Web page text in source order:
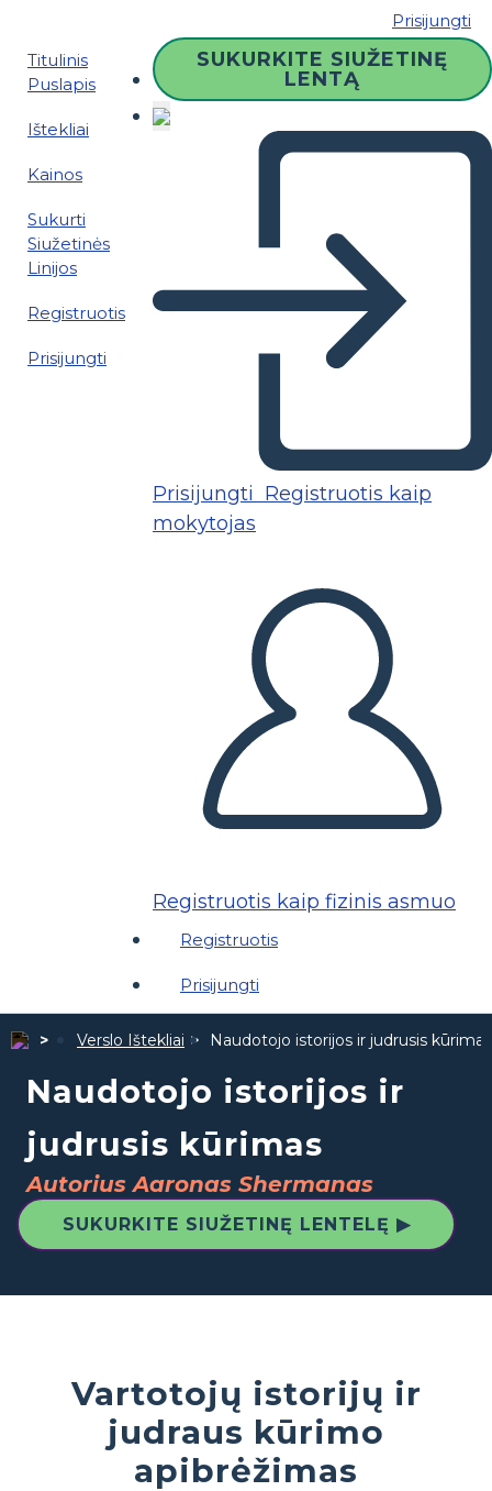
Prisijungti
Titulinis
Puslapis
Ištekliai
Kainos
Sukurti
Siužetinės
Linijos
Registruotis
Prisijungti
SUKURKITE SIUŽETINĘ
LENTĄ
Prisijungti Registruotis kaip
mokytojas
Registruotis kaip fizinis asmuo
Registruotis
Prisijungti
Verslo Ištekliai Naudotojo istorijos ir judrusis kūrimas
Naudotojo istorijos ir
judrusis kūrimas
Autorius Aaronas Shermanas
SUKURKITE SIUŽETINĘ LENTELĘ ▶
Vartotojų istorijų ir
judraus kūrimo
apibrėžimas